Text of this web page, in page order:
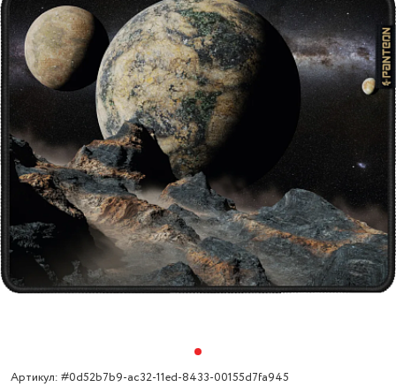
Артикул: #0d52b7b9-ac32-11ed-8433-00155d7fa945